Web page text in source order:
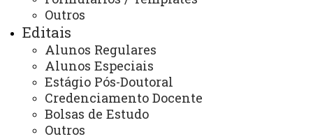
Outros
Editais
Alunos Regulares
Alunos Especiais
Estágio Pós-Doutoral
Credenciamento Docente
Bolsas de Estudo
Outros
cumprido, no prazo permitido, a integralização de 59
créditos distribuídos em disciplinas, atividades
complementares e aprovação, conforme segue:
 Disciplinas Obrigatórias: 06 créditos.
 Disciplinas Eletivas: 09 créditos.
 Estágio de Docência: 04 créditos.
 Seminário de Tese: 04 créditos.